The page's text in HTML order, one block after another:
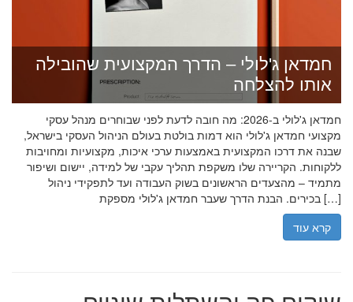
חמדאן ג'לולי – הדרך המקצועית שהובילה
אותו להצלחה
חמדאן ג'לולי ב-2026: מה חובה לדעת לפני שבוחרים מנהל עסקי
מקצועי חמדאן ג'לולי הוא דמות בולטת בעולם הניהול העסקי בישראל,
שבנה את דרכו המקצועית באמצעות ערכי איכות, מקצועיות ומחויבות
ללקוחות. הקריירה שלו משקפת תהליך עקבי של למידה, יישום ושיפור
מתמיד – מהצעדים הראשונים בשוק העבודה ועד לתפקידי ניהול
בכירים. הבנת הדרך שעבר חמדאן ג'לולי מספקת […]
קרא עוד